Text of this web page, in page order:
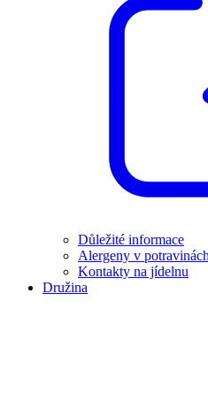
Důležité informace
Alergeny v potravinách
Kontakty na jídelnu
Družina